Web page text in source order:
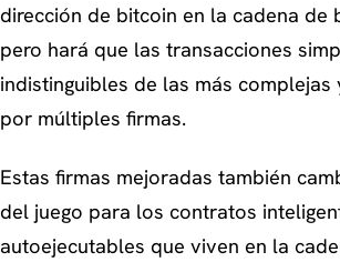
dirección de bitcoin en la cadena de
pero hará que las transacciones
indistinguibles de las más complejas
por múltiples firmas.
Estas firmas mejoradas también
del juego para los contratos
autoejecutables que viven en la